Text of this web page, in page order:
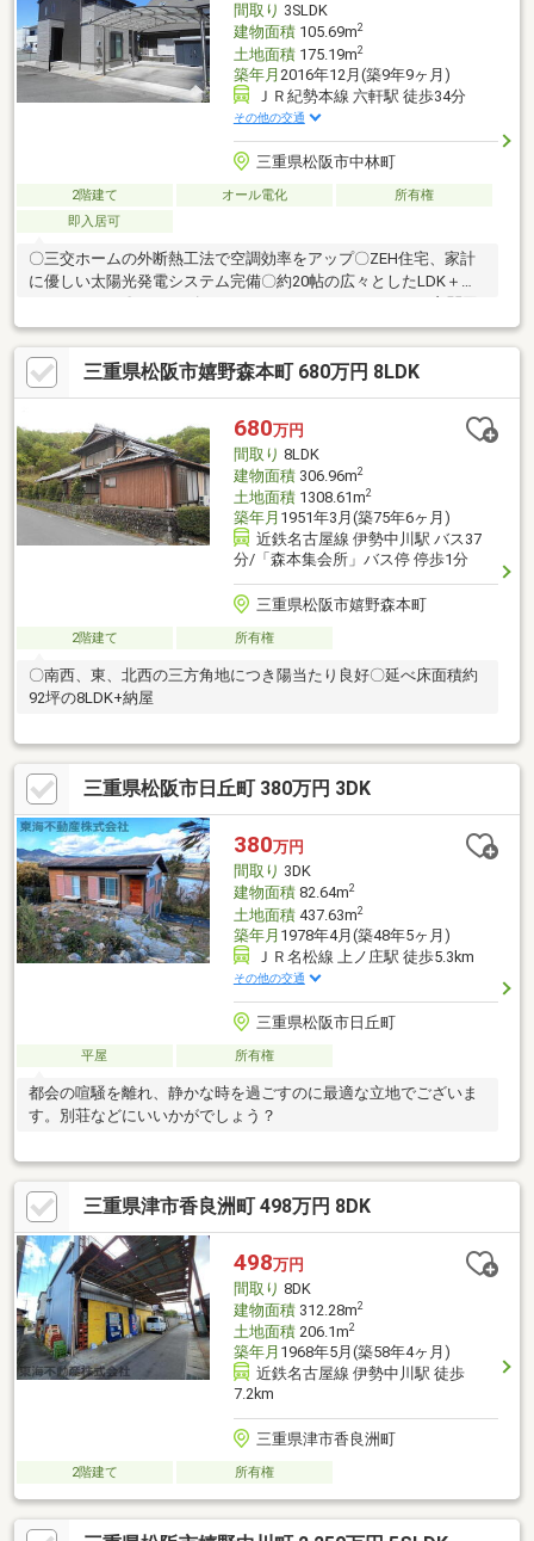
間取り 3SLDK
建物面積105.69m2
土地面積175.19m2
築年月 2016年12月(築9年9ヶ月)
ＪＲ紀勢本線 六軒駅 徒歩34分
その他の交通
三重県松阪市中林町
2階建て オール電化
所有権
即入居可
〇三交ホームの外断熱工法で空調効率をアップ〇ZEH住宅、家計
に優しい太陽光発電システム完備〇約20帖の広々としたLDK＋タ
り〇駐車スペース3台（軽含む）内2台分はカーポート付き〇オー
クワ三雲店まで徒歩8分、買い物便利です〇国道23号線、中勢バ
イパスへのアクセス良好
三重県松阪市嬉野森本町 680万円 8LDK
680万円
間取り 8LDK
建物面積306.96m2
土地面積1308.61m2
築年月 1951年3月(築75年6ヶ月)
近鉄名古屋線 伊勢中川駅 バス37
分/「森本集会所」バス停 停歩1分
三重県松阪市嬉野森本町
2階建て 所有権
〇南西、東、北西の三方角地につき陽当たり良好〇延べ床面積約
92坪の8LDK+納屋
三重県松阪市日丘町 380万円 3DK
380万円
間取り 3DK
建物面積82.64m2
土地面積437.63m2
築年月 1978年4月(築48年5ヶ月)
ＪＲ名松線 上ノ庄駅 徒歩5.3km
その他の交通
三重県松阪市日丘町
平屋 所有権
都会の喧騒を離れ、静かな時を過ごすのに最適な立地でございま
す。別荘などにいいかがでしょう？
三重県津市香良洲町 498万円 8DK
498万円
間取り 8DK
建物面積312.28m2
土地面積206.1m2
築年月 1968年5月(築58年4ヶ月)
近鉄名古屋線 伊勢中川駅 徒歩
7.2km
三重県津市香良洲町
2階建て 所有権